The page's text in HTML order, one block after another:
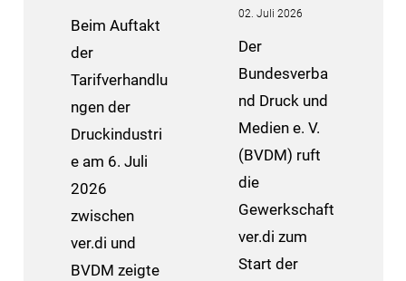
Beim Auftakt
der
Tarifverhandlu
ngen der
Druckindustri
e am 6. Juli
2026
zwischen
ver.di und
BVDM zeigte
02. Juli 2026
Der
Bundesverba
nd Druck und
Medien e. V.
(BVDM) ruft
die
Gewerkschaft
ver.di zum
Start der